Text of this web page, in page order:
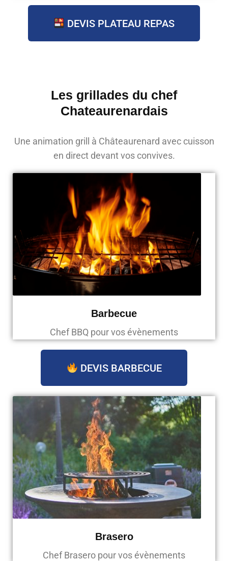
DEVIS PLATEAU REPAS
Les grillades du chef
Chateaurenardais
Une animation grill à Châteaurenard avec cuisson
en direct devant vos convives.
Barbecue
Chef BBQ pour vos évènements
DEVIS BARBECUE
Brasero
Chef Brasero pour vos évènements